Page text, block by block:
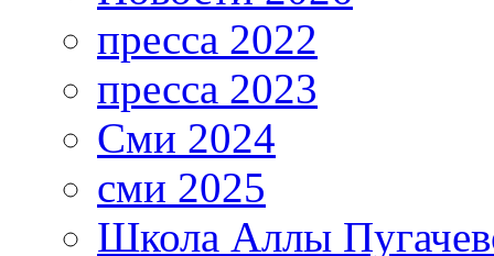
пресса 2022
пресса 2023
Сми 2024
сми 2025
Школа Аллы